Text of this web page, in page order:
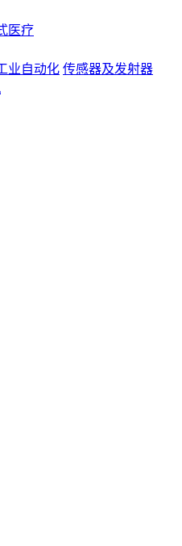
医疗
业自动化 传感器及发射器